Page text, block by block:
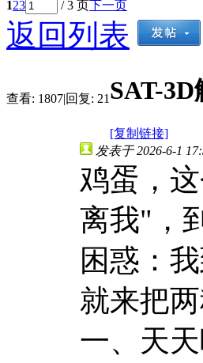
123 / 3 页下一页
返回列表
查看: 1807|回复: 21 SAT-
[复制链接]
发表于 2026-6-1
鸡蛋，
离我"，
困惑：
就来把
一、天